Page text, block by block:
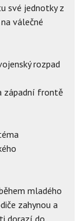
své jednotky z
válečné
rozpad
západní frontě
mladého
zahynou a
dorazí do